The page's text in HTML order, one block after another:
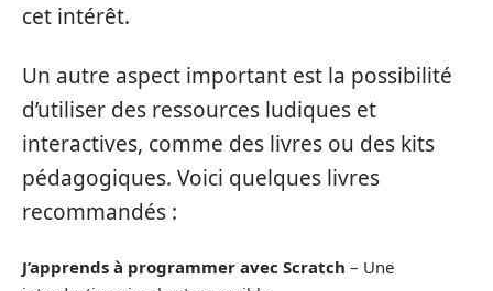
cet intérêt.
Un autre aspect important est la possibilité
d’utiliser des ressources ludiques et
interactives, comme des livres ou des kits
pédagogiques. Voici quelques livres
recommandés :
J’apprends à programmer avec Scratch – Une